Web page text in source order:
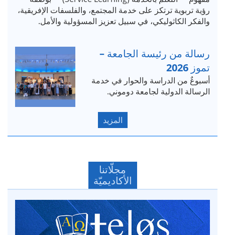
رؤية تربوية ترتكز على خدمة المجتمع، والفلسفات الإفريقية،
والفكر الكاثوليكي، في سبيل تعزيز المسؤولية والأمل.
رسالة من رئيسة الجامعة –
تموز 2026
أسبوعٌ من الدراسة والحوار في خدمة
الرسالة الدولية لجامعة دوموني.
المزيد
مجلّاتنا
الأكاديميّة